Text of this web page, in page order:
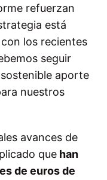
refuerzan
está
los recientes
seguir
aporte
nuestros
avances de
que han
de euros de